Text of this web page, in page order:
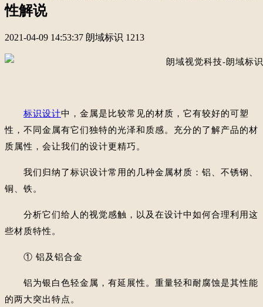
性解说
2021-04-09 14:53:37 朗域标识 1213
标识设计中，金属是比较常见的材质，它有较好的可塑
性，不同金属有它们独特的光泽和质感。充分的了解产品的材
质属性，会让我们的设计更精巧。
我们归纳了标识设计常用的几种金属材质：铝、不锈钢、
铜、铁。
分析它们给人的视觉感触，以及在设计中如何合理利用这
些材质特性。
① 铝及铝合金
铝为银白色轻金属，有延展性。重量轻和耐腐蚀是其性能
的两大突出特点。